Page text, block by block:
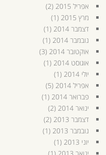
אפריל 2015
(2)
מרץ 2015
(1)
דצמבר 2014
(1)
נובמבר 2014
(1)
אוקטובר 2014
(3)
אוגוסט 2014
(1)
יולי 2014
(1)
אפריל 2014
(5)
פברואר 2014
(1)
ינואר 2014
(2)
דצמבר 2013
(2)
נובמבר 2013
(1)
יוני 2013
(1)